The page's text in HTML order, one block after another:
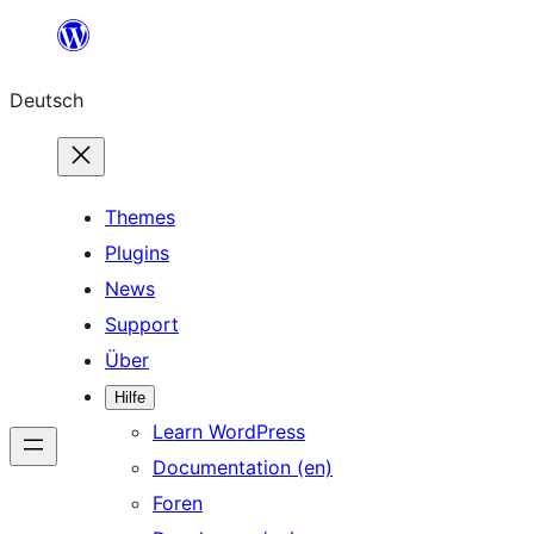
springen
Deutsch
Themes
Plugins
News
Support
Über
Hilfe
Learn WordPress
Documentation (en)
Foren